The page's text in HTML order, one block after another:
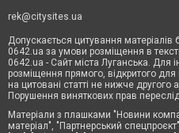
rek@citysites.ua
Допускається цитування
0642.ua за умови розміщення в
0642.ua - Сайт міста Луганська. Для
розміщення прямого, відкритого
на цитовані статті не нижче другого
Порушення виняткових прав
Матеріали з плашками "Новини
матеріал", "Партнерський